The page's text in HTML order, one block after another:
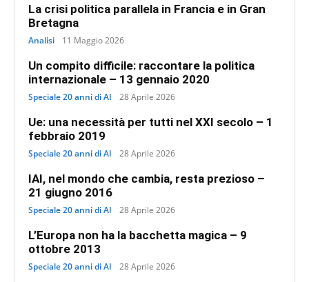
La crisi politica parallela in Francia e in Gran
Bretagna
Analisi 11 Maggio 2026
Un compito difficile: raccontare la politica
internazionale – 13 gennaio 2020
Speciale 20 anni di AI 28 Aprile 2026
Ue: una necessità per tutti nel XXI secolo – 1
febbraio 2019
Speciale 20 anni di AI 28 Aprile 2026
IAI, nel mondo che cambia, resta prezioso –
21 giugno 2016
Speciale 20 anni di AI 28 Aprile 2026
L’Europa non ha la bacchetta magica – 9
ottobre 2013
Speciale 20 anni di AI 28 Aprile 2026